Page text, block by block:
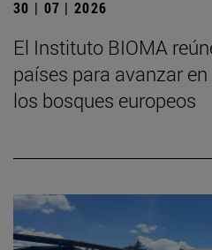
30 | 07 | 2026
El Instituto BIOMA
países para avanzar
los bosques europeos